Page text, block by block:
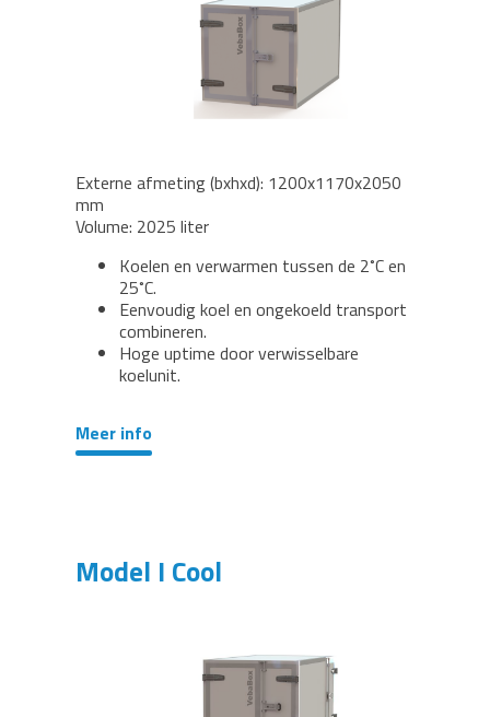
Externe afmeting (bxhxd): 1200x1170x2050
mm
Volume: 2025 liter
Koelen en verwarmen tussen de 2˚C en
25˚C.
Eenvoudig koel en ongekoeld transport
combineren.
Hoge uptime door verwisselbare
koelunit.
Meer info
Model I Cool